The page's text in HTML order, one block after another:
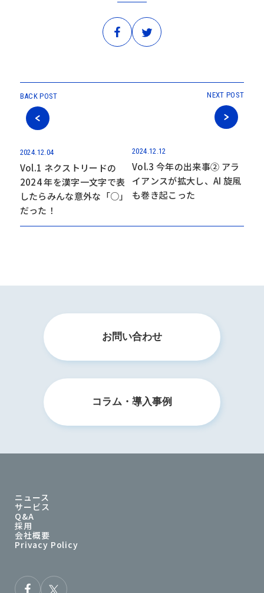
BACK POST
2024.12.04
Vol.1 ネクストリードの
2024 年を漢字一文字で表
したらみんな意外な「○」
だった！
NEXT POST
2024.12.12
Vol.3 今年の出来事➁ アラ
イアンスが拡大し、AI 旋風
も巻き起こった
お問い合わせ
コラム・導入事例
ニュース
サービス
Q&A
採用
会社概要
Privacy Policy